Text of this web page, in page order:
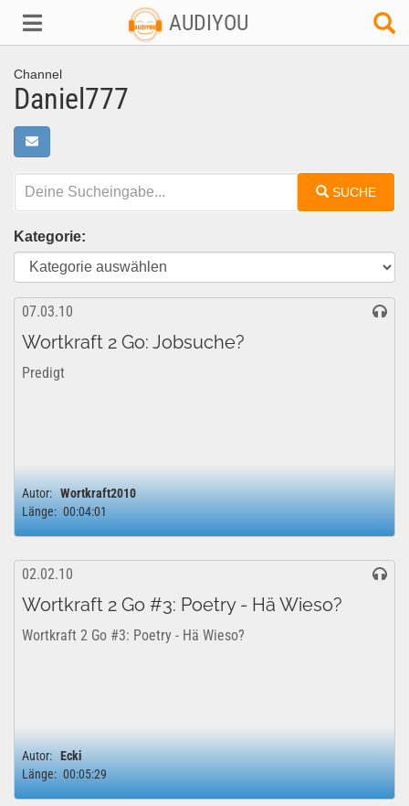
AUDIYOU
Channel
Daniel777
SUCHE
Kategorie:
07.03.10
Wortkraft 2 Go: Jobsuche?
Predigt
Autor: Wortkraft2010
Länge: 00:04:01
02.02.10
Wortkraft 2 Go #3: Poetry - Hä Wieso?
Wortkraft 2 Go #3: Poetry - Hä Wieso?
Autor: Ecki
Länge: 00:05:29